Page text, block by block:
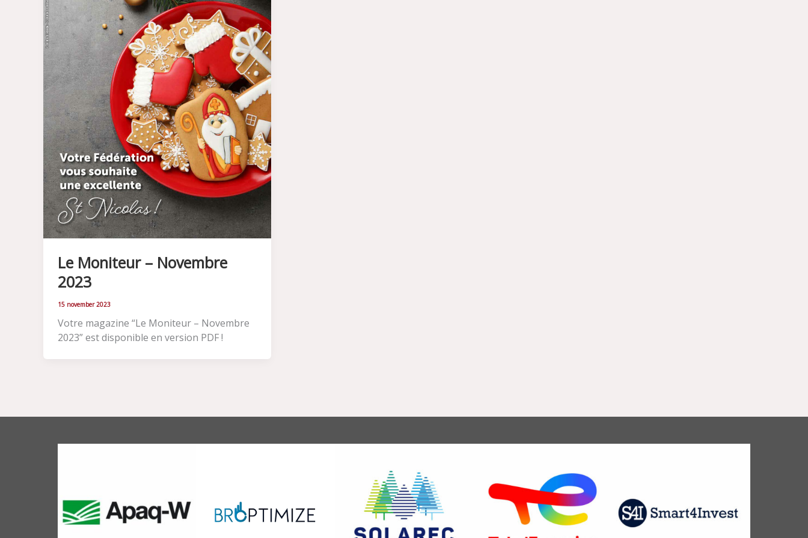
Le Moniteur – Novembre
2023
15 november 2023
Votre magazine “Le Moniteur – Novembre
2023” est disponible en version PDF !